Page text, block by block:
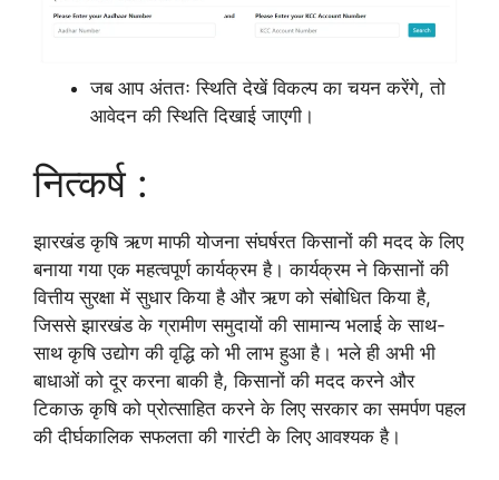
जब आप अंततः स्थिति देखें विकल्प का चयन करेंगे, तो
आवेदन की स्थिति दिखाई जाएगी।
नित्कर्ष :
झारखंड कृषि ऋण माफी योजना संघर्षरत किसानों की मदद के लिए
बनाया गया एक महत्वपूर्ण कार्यक्रम है। कार्यक्रम ने किसानों की
वित्तीय सुरक्षा में सुधार किया है और ऋण को संबोधित किया है,
जिससे झारखंड के ग्रामीण समुदायों की सामान्य भलाई के साथ-
साथ कृषि उद्योग की वृद्धि को भी लाभ हुआ है। भले ही अभी भी
बाधाओं को दूर करना बाकी है, किसानों की मदद करने और
टिकाऊ कृषि को प्रोत्साहित करने के लिए सरकार का समर्पण पहल
की दीर्घकालिक सफलता की गारंटी के लिए आवश्यक है।